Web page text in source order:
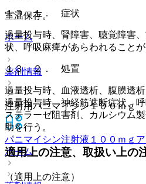
室温保存。
ホーム
薬剤情報
注射用パニマイシン１００ｍｇ
パニマイシン注射液１００ｍｇ
ホーム
１３．１． 症状
過量投与時、腎障害、聴覚障害
状、呼吸麻痺があらわれることが
１３．２． 処置
過量投与時、血液透析、腹膜透
過量投与時、神経筋遮断症状、
ステラーゼ阻害剤、カルシウム
助を行う。
適用上の注意、取扱い上の
（適用上の注意）